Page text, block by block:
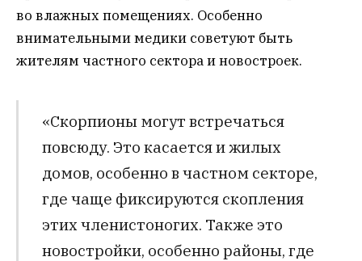
во влажных помещениях. Особенно
внимательными медики советуют быть
жителям частного сектора и новостроек.
«Скорпионы могут встречаться
повсюду. Это касается и жилых
домов, особенно в частном секторе,
где чаще фиксируются скопления
этих членистоногих. Также это
новостройки, особенно районы, где